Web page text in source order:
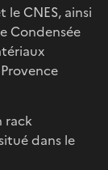
CNES, ainsi
Condensée
rack
dans le